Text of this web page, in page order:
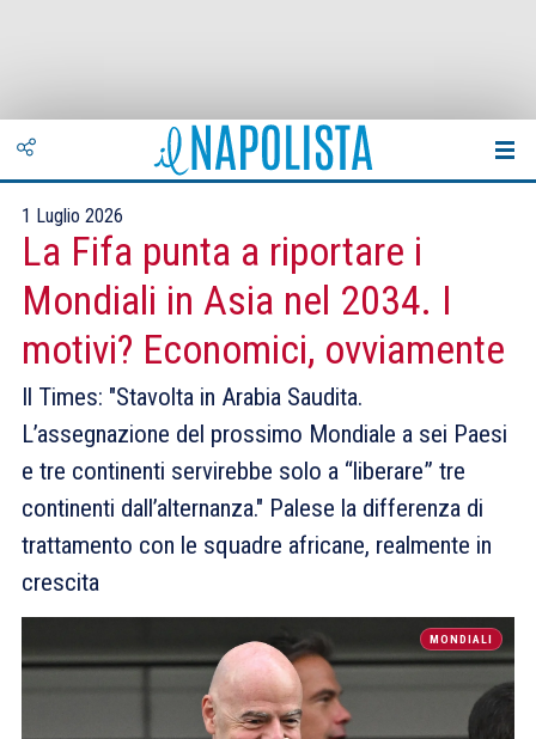
1 Luglio 2026
La Fifa punta a riportare i
Mondiali in Asia nel 2034. I
motivi? Economici, ovviamente
Il Times: "Stavolta in Arabia Saudita.
L’assegnazione del prossimo Mondiale a sei Paesi
e tre continenti servirebbe solo a “liberare” tre
continenti dall’alternanza." Palese la differenza di
trattamento con le squadre africane, realmente in
crescita
MONDIALI